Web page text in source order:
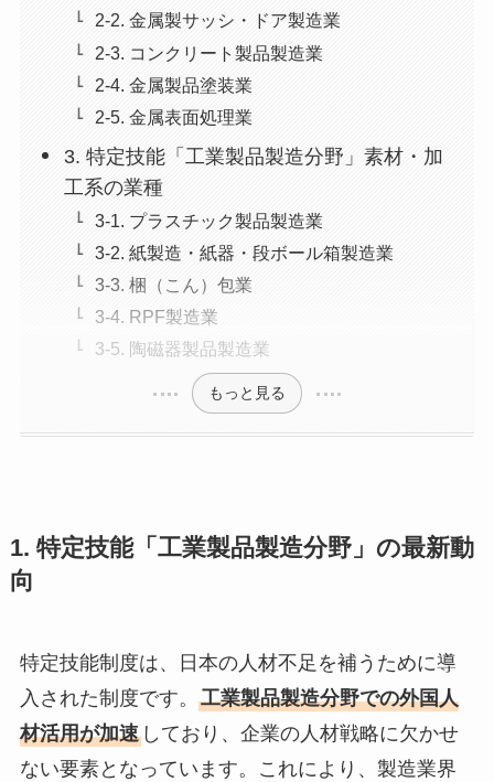
2-2. 金属製サッシ・ドア製造業
2-3. コンクリート製品製造業
2-4. 金属製品塗装業
2-5. 金属表面処理業
3. 特定技能「工業製品製造分野」素材・加
工系の業種
3-1. プラスチック製品製造業
3-2. 紙製造・紙器・段ボール箱製造業
3-3. 梱（こん）包業
3-4. RPF製造業
3-5. 陶磁器製品製造業
もっと見る
1. 特定技能「工業製品製造分野」の最新動
向
特定技能制度は、日本の人材不足を補うために導
入された制度です。 工業製品製造分野での外国人
材活用が加速しており、企業の人材戦略に欠かせ
ない要素となっています。これにより、製造業界